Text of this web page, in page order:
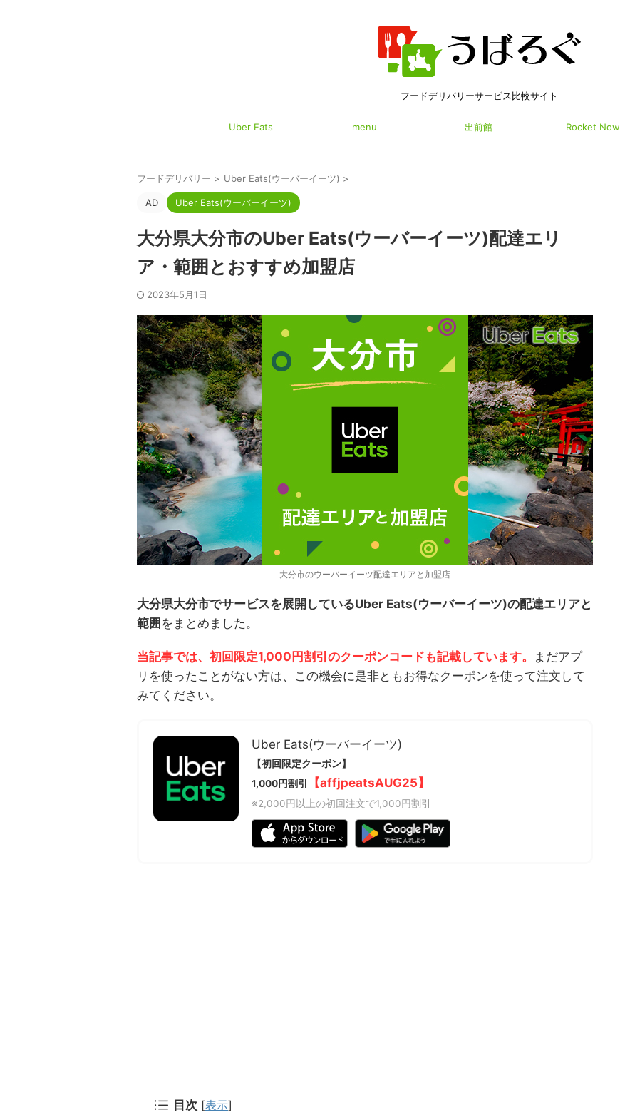
フードデリバリーサービス比較サイト
Uber Eats menu 出前館 Rocket Now
フードデリバリー > Uber Eats(ウーバーイーツ) >
AD Uber Eats(ウーバーイーツ)
大分県大分市のUber Eats(ウーバーイーツ)配達エリ
ア・範囲とおすすめ加盟店
2023年5月1日
大分市のウーバーイーツ配達エリアと加盟店
大分県大分市でサービスを展開しているUber Eats(ウーバーイーツ)の配達エリアと
範囲 をまとめました。
当記事では、初回限定1,000円割引のクーポンコードも記載しています。
まだアプ
リを使ったことがない方は、この機会に是非ともお得なクーポンを使って注文して
みてください。
Uber Eats(ウーバーイーツ)
【初回限定クーポン】
1,000円割引
【affjpeatsAUG25】
※2,000円以上の初回注文で1,000円割引
目次 [表示]